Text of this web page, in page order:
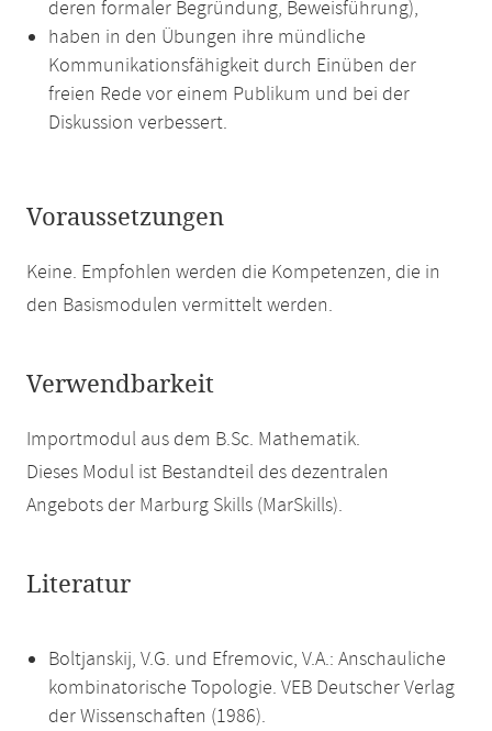
deren formaler Begründung, Beweisführung),
haben in den Übungen ihre mündliche
Kommunikationsfähigkeit durch Einüben der
freien Rede vor einem Publikum und bei der
Diskussion verbessert.
Voraussetzungen
Keine. Empfohlen werden die Kompetenzen, die in
den Basismodulen vermittelt werden.
Verwendbarkeit
Importmodul aus dem B.Sc. Mathematik.
Dieses Modul ist Bestandteil des dezentralen
Angebots der Marburg Skills (MarSkills).
Literatur
Boltjanskij, V.G. und Efremovic, V.A.: Anschauliche
kombinatorische Topologie. VEB Deutscher Verlag
der Wissenschaften (1986).